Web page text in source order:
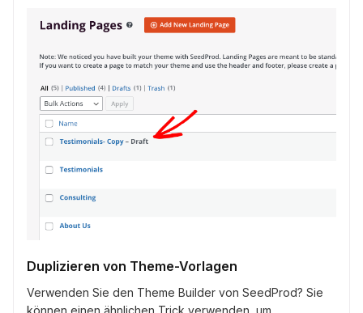
Duplizieren von Theme-Vorlagen
Verwenden Sie den Theme Builder von SeedProd? Sie
können einen ähnlichen Trick verwenden, um